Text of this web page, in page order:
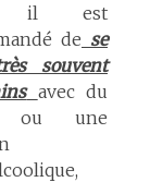
il est
de se
souvent
avec du
ou une